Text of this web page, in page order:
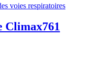
voies respiratoires
Climax761